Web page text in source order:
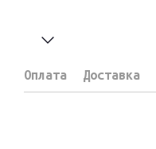
Оплата Доставка